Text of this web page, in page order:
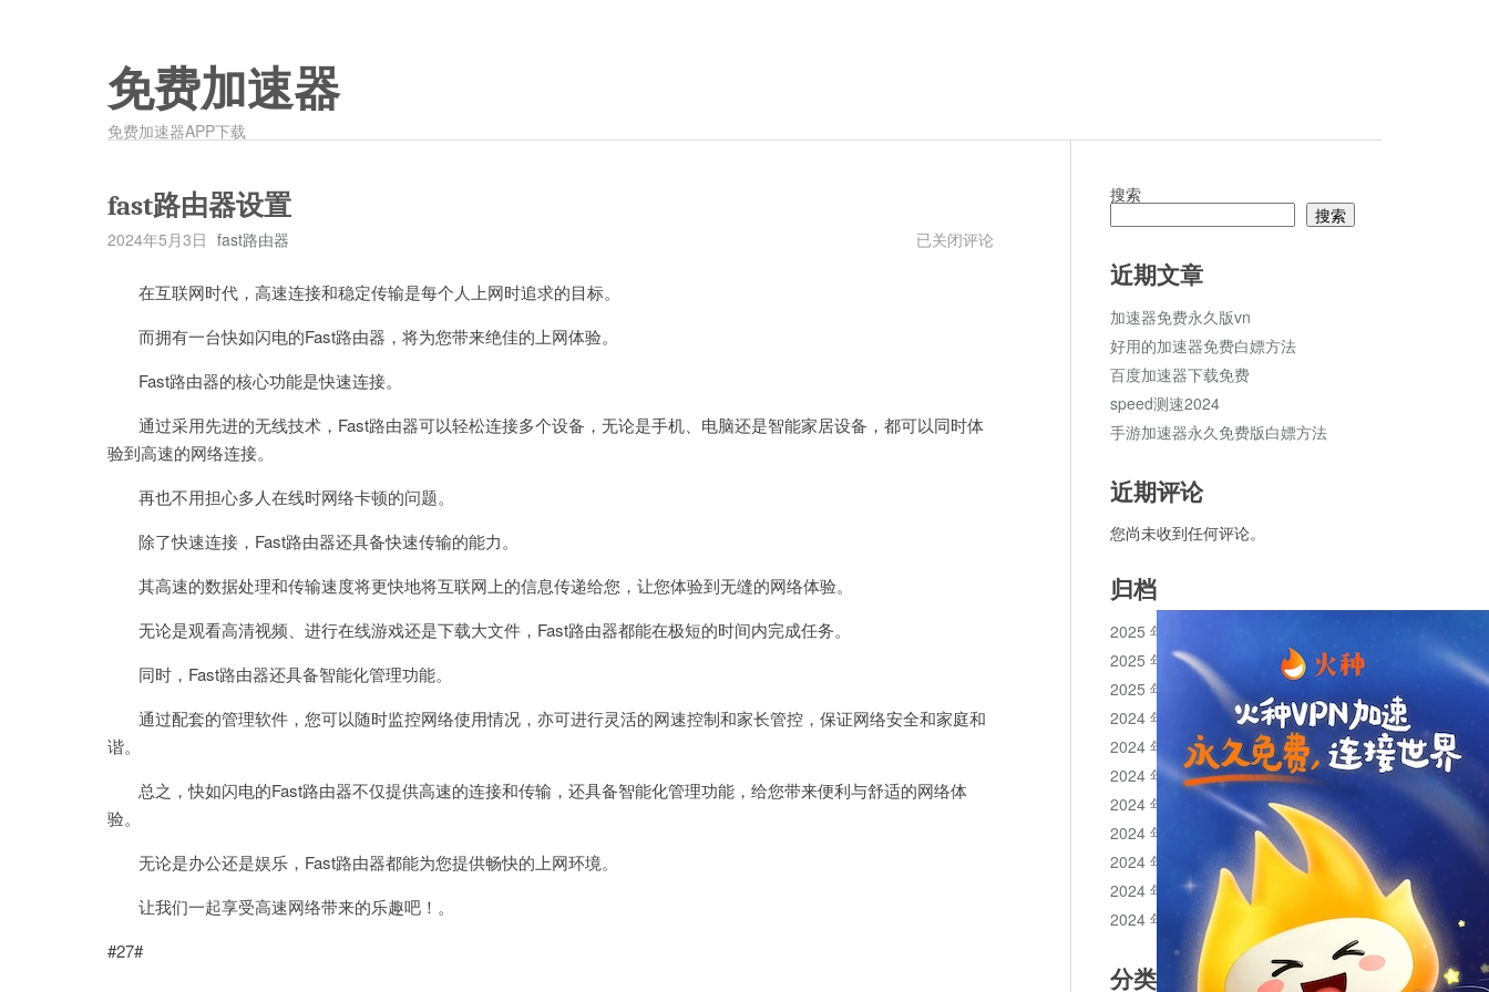
免费加速器
免费加速器APP下载
fast路由器设置
2024年5月3日 fast路由器
fast
已关闭评论
在互联网时代，高速连接和稳定传输是每个人上网时追求的目标。
而拥有一台快如闪电的Fast路由器，将为您带来绝佳的上网体验。
Fast路由器的核心功能是快速连接。
通过采用先进的无线技术，Fast路由器可以轻松连接多个设备，无论是手机、电脑还是智能家居设备，都可以同时体
验到高速的网络连接。
再也不用担心多人在线时网络卡顿的问题。
除了快速连接，Fast路由器还具备快速传输的能力。
其高速的数据处理和传输速度将更快地将互联网上的信息传递给您，让您体验到无缝的网络体验。
无论是观看高清视频、进行在线游戏还是下载大文件，Fast路由器都能在极短的时间内完成任务。
同时，Fast路由器还具备智能化管理功能。
通过配套的管理软件，您可以随时监控网络使用情况，亦可进行灵活的网速控制和家长管控，保证网络安全和家庭和
谐。
总之，快如闪电的Fast路由器不仅提供高速的连接和传输，还具备智能化管理功能，给您带来便利与舒适的网络体
验。
无论是办公还是娱乐，Fast路由器都能为您提供畅快的上网环境。
让我们一起享受高速网络带来的乐趣吧！。
#27#
搜索
搜索
近期文章
加速器免费永久版vn
好用的加速器免费白嫖方法
百度加速器下载免费
speed测速2024
手游加速器永久免费版白嫖方法
近期评论
您尚未收到任何评论。
归档
2025 年 11 月
2025 年 10 月
2025 年 1 月
2024 年 12 月
2024 年 11 月
2024 年 10 月
2024 年 9 月
2024 年 8 月
2024 年 7 月
2024 年 6 月
2024 年 5 月
分类目录